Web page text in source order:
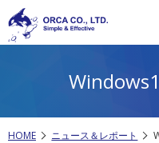
HOME ニュース＆レポート